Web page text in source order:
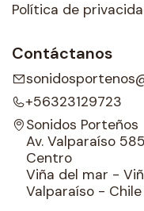
Política de
Contáctanos
+56323129723
Sonidos Porteños
Av. Valparaíso
Centro
Viña del mar -
Valparaíso - Chile